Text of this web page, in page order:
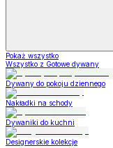
Pokaż wszystko
Wszystko z Gotowe dywany
Dywany do pokoju dziennego
Nakładki na schody
Dywaniki do kuchni
Designerskie kolekcje